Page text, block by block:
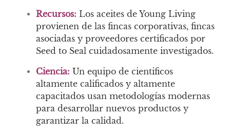
Recursos: Los aceites de Young Living
provienen de las fincas corporativas, fincas
asociadas y proveedores certificados por
Seed to Seal cuidadosamente investigados.
Ciencia: Un equipo de cientificos
altamente calificados y altamente
capacitados usan metodologías modernas
para desarrollar nuevos productos y
garantizar la calidad.